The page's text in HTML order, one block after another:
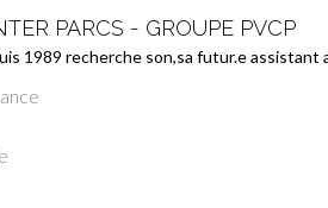
PARCS - GROUPE PVCP
1989 recherche son,sa futur.e